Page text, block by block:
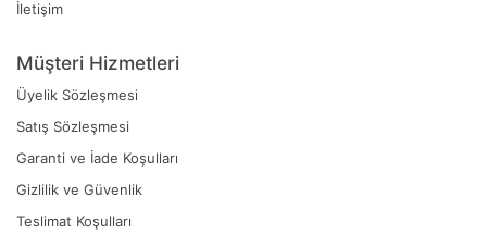
İletişim
Müşteri Hizmetleri
Üyelik Sözleşmesi
Satış Sözleşmesi
Garanti ve İade Koşulları
Gizlilik ve Güvenlik
Teslimat Koşulları